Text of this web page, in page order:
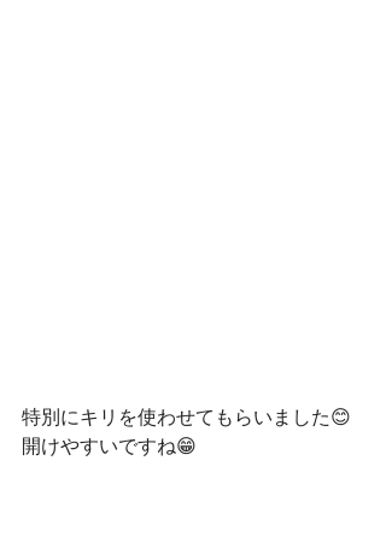
特別にキリを使わせてもらいました😊
開けやすいですね😁